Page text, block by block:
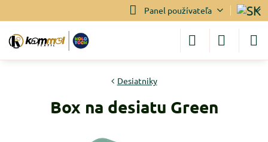
Panel používateľa
Desiatniky
Box na desiatu Green